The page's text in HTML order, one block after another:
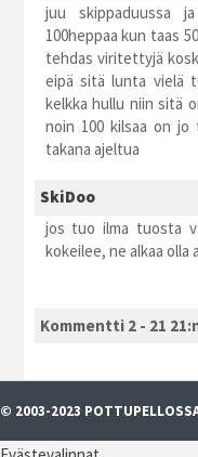
juu skippaduussa
100heppaa kun taas
tehdas viritettyjä
eipä sitä lunta vielä
kelkka hullu niin sitä
noin 100 kilsaa on
takana ajeltua
SkiDoo
jos tuo ilma tuosta
kokeilee, ne alkaa olla
Kommentti 2 - 21
© 2003-2023